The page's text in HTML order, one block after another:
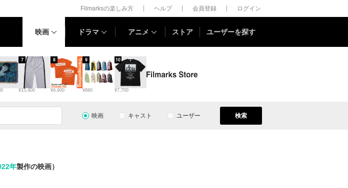
Filmarksの楽しみ方 ヘルプ 会員登録 ログイン
映画 ドラマ アニメ ストア ユーザーを探す
¥15,400
7
¥9,900
8
¥880
9
¥7,700
10
映画 キャスト ユーザー 検索
年製作の映画）